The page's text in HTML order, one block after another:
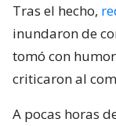
Tras el hecho,
inundaron de
tomó con
criticaron al
A pocas horas